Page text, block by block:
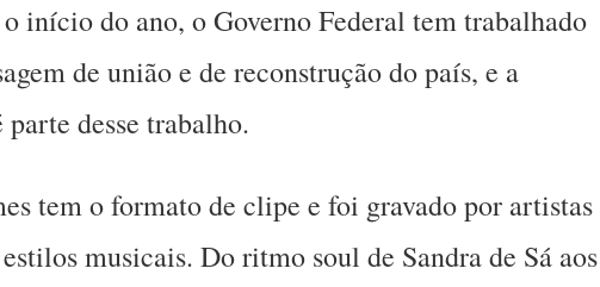
início do ano, o Governo Federal tem trabalhado
de união e de reconstrução do país, e a
parte desse trabalho.
tem o formato de clipe e foi gravado por artistas
musicais. Do ritmo soul de Sandra de Sá aos